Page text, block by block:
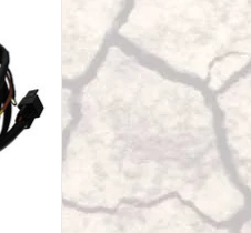
Secondary Light Quantity
Lighting Technology
Lighting Type
Wattage (W)
Terminal Type